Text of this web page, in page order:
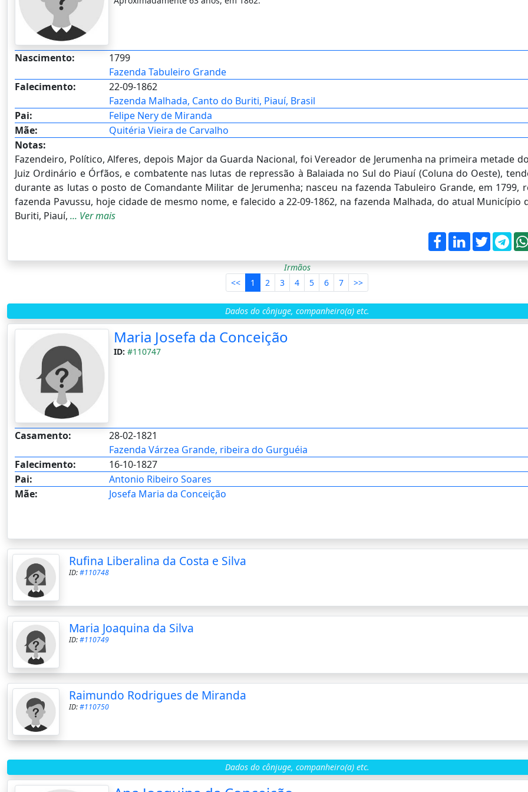
Nascimento:
1799
Fazenda Tabuleiro Grande
Falecimento:
22-09-1862
Fazenda Malhada, Canto do Buriti, Piauí, Brasil
Pai:
Felipe Nery de Miranda
Mãe:
Quitéria Vieira de Carvalho
Notas:
Fazendeiro, Político, Alferes, depois Major da Guarda Nacional, foi Vereador de Jerumenha na primeira metade
Juiz Ordinário e Órfãos, e combatente nas lutas de repressão à Balaiada no Sul do Piauí (Coluna do Oeste),
durante as lutas o posto de Comandante Militar de Jerumenha; nasceu na fazenda Tabuleiro Grande, em 1799,
fazenda Pavussu, hoje cidade de mesmo nome, e falecido a 22-09-1862, na fazenda Malhada, do atual Município
Buriti, Piauí, ... Ver mais
Irmãos
<<
1 2 3 4 5 6 7 >>
Dados do cônjuge, companheiro(a) etc.
Maria Josefa da Conceição
ID: #110747
Casamento:
28-02-1821
Fazenda Várzea Grande, ribeira do Gurguéia
Falecimento:
16-10-1827
Pai:
Antonio Ribeiro Soares
Mãe:
Josefa Maria da Conceição
Rufina Liberalina da Costa e Silva
ID:#110748
Maria Joaquina da Silva
ID:#110749
Raimundo Rodrigues de Miranda
ID:#110750
Dados do cônjuge, companheiro(a) etc.